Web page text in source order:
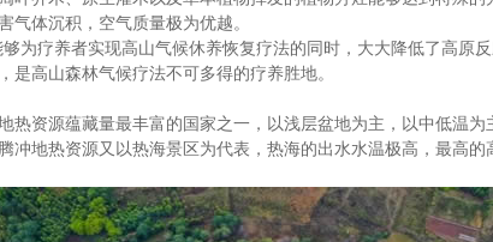
气体沉积，空气质量极为优越。
够为疗养者实现高山气候休养恢复疗法的同时，大大降低了高原
是高山森林气候疗法不可多得的疗养胜地。
热资源蕴藏量最丰富的国家之一，以浅层盆地为主，以中低温为
冲地热资源又以热海景区为代表，热海的出水水温极高，最高的